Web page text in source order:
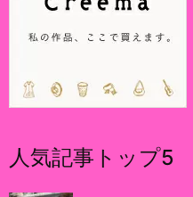
人気記事トップ5